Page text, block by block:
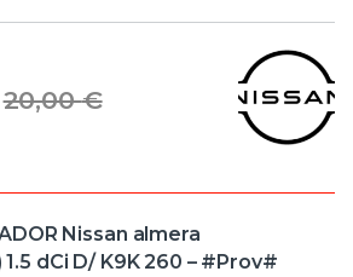
20,00€
Nissan almera
1.5 dCi D/ K9K 260 – #Prov#